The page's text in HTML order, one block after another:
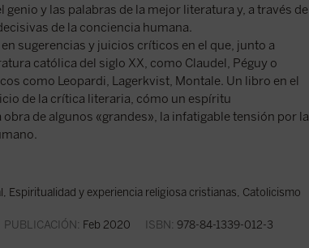
y las palabras de la mejor literatura y, a través de
de la conciencia humana.
sugerencias y juicios críticos en el que, junto a
católica del siglo XX, como Claudel, Péguy o
como Leopardi, Lagerkvist, Montale. Un libro en el
de la crítica literaria, cómo un espíritu
de algunos «grandes», la infatigable tensión por la
Espiritualidad y experiencia religiosa cristianas Catolicismo
PUBLICACIÓN: Feb 2020 ISBN: 978-84-1339-012-3